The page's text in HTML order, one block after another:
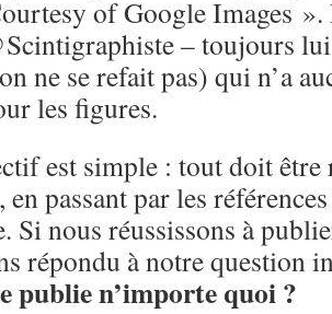
of Google Images ».
– toujours
ne se refait pas) qui n’a
les figures.
est simple : tout doit
en passant par les
Si nous réussissons à
répondu à notre question
publie n’importe quoi ?